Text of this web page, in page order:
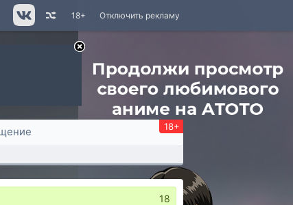
Отключить рекламу
18+
18+
18